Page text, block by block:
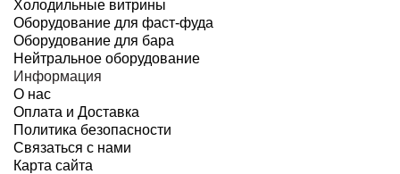
Холодильные витрины
Оборудование для фаст-фуда
Оборудование для бара
Нейтральное оборудование
Информация
О нас
Оплата и Доставка
Политика безопасности
Связаться с нами
Карта сайта